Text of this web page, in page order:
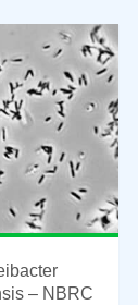
– NBRC